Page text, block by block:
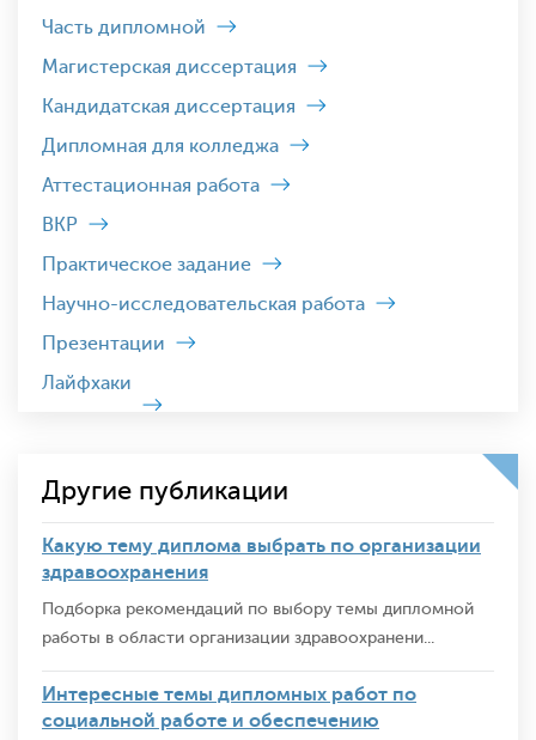
Часть дипломной
Магистерская диссертация
Кандидатская диссертация
Дипломная для колледжа
Аттестационная работа
ВКР
Практическое задание
Научно-исследовательская работа
Презентации
Лайфхаки
Другие публикации
Какую тему диплома выбрать по организации
здравоохранения
Подборка рекомендаций по выбору темы дипломной
работы в области организации здравоохранени...
Интересные темы дипломных работ по
социальной работе и обеспечению